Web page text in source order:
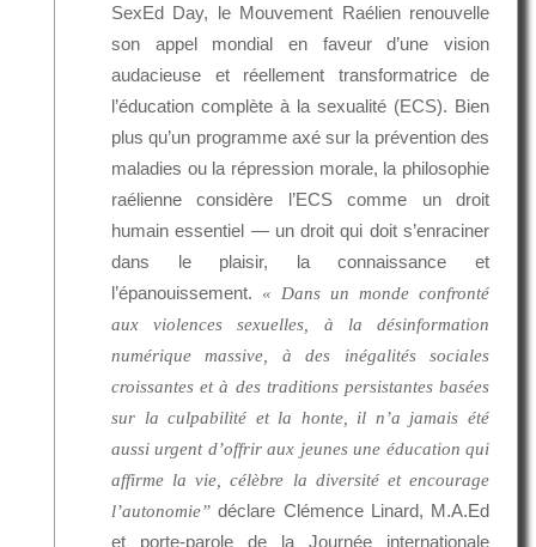
SexEd Day, le Mouvement Raélien renouvelle
son appel mondial en faveur d’une vision
audacieuse et réellement transformatrice de
l’éducation complète à la sexualité (ECS). Bien
plus qu’un programme axé sur la prévention des
maladies ou la répression morale, la philosophie
raélienne considère l’ECS comme un droit
humain essentiel — un droit qui doit s’enraciner
dans le plaisir, la connaissance et
l’épanouissement. « Dans un monde confronté
aux violences sexuelles, à la désinformation
numérique massive, à des inégalités sociales
croissantes et à des traditions persistantes basées
sur la culpabilité et la honte, il n’a jamais été
aussi urgent d’offrir aux jeunes une éducation qui
affirme la vie, célèbre la diversité et encourage
l’autonomie” déclare Clémence Linard, M.A.Ed
et porte-parole de la Journée internationale